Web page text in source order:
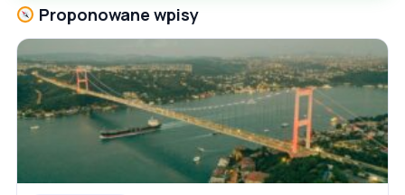
Proponowane wpisy